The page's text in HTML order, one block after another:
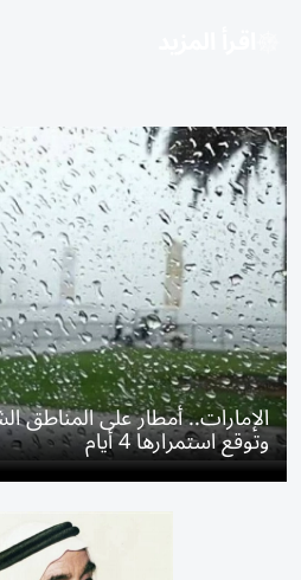
الإمارات.. أمطار على المناطق
وتوقع استمرارها 4 أيام